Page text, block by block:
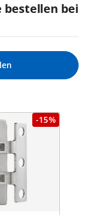
bei
-15%